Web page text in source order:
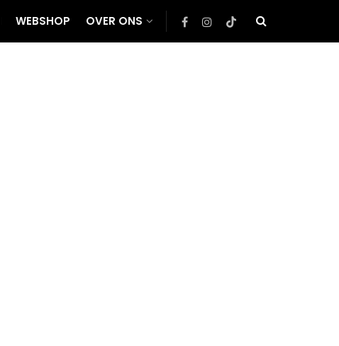
WEBSHOP OVER ONS